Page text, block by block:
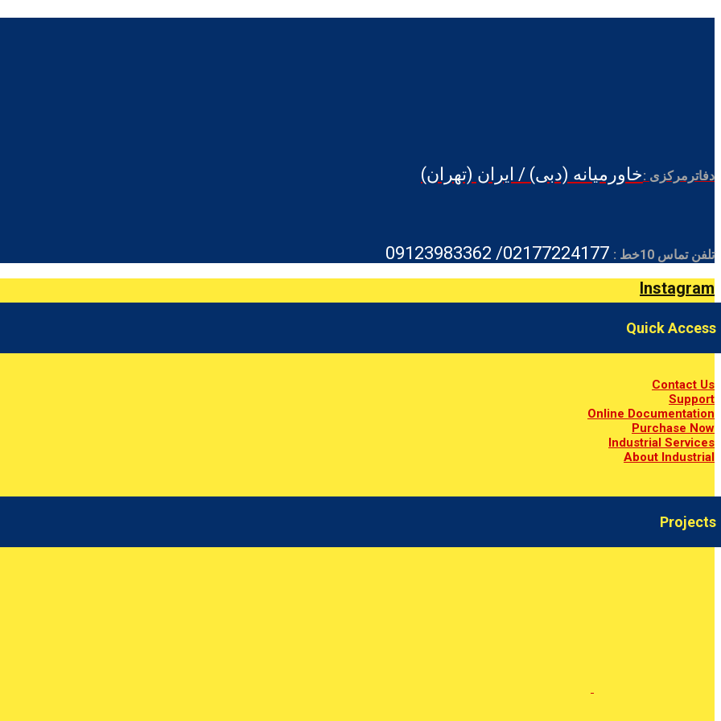
دفاترمرکزی :خاورمیانه (دبی) / ایران (تهران)
تلفن تماس 10خط :
Instagram
Quick Access
Contact Us
Support
Online Documentation
Purchase Now
Industrial Services
About Industrial
Projects